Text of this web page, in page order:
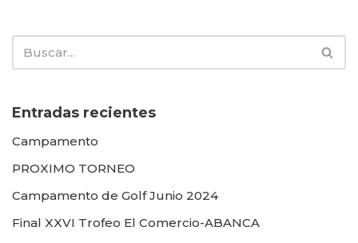
Entradas recientes
Campamento
PROXIMO TORNEO
Campamento de Golf Junio 2024
Final XXVI Trofeo El Comercio-ABANCA